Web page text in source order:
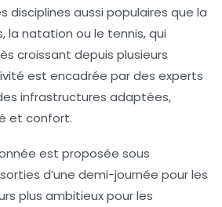
disciplines aussi populaires que la
, la natation ou le tennis, qui
croissant depuis plusieurs
est encadrée par des experts
infrastructures adaptées,
et confort.
est proposée sous
d’une demi-journée pour les
plus ambitieux pour les